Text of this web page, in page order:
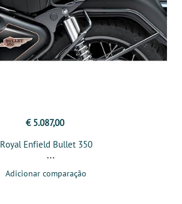
€ 5.087,00
Royal Enfield Bullet 350
Adicionar comparação